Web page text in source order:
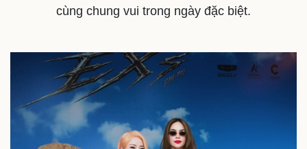
cùng chung vui trong ngày đặc biệt.